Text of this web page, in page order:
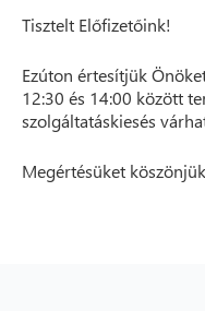
Tisztelt Előfizetőink!
Ezúton értesítjük
12:30 és 14:00 között
szolgáltatáskiesés
Megértésüket